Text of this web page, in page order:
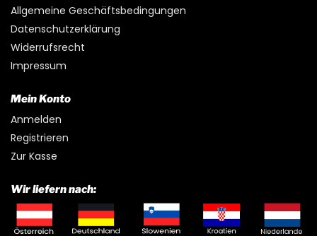
Allgemeine Geschäftsbedingungen
Datenschutzerklärung
Widerrufsrecht
Impressum
Mein Konto
Anmelden
Registrieren
Zur Kasse
Wir liefern nach: